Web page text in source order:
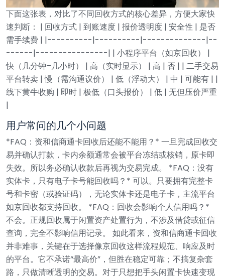
下面这张表，对比了不同回收方式的核心差异，方便大家快
速判断： | 回收方式 | 到账速度 | 报价透明度 | 安全性 | 是否
需手续费 | |----------|----------|--------------|--
------|----------------| | 小程序平台（如京回收） |
快（几分钟–几小时） | 高（实时显示） | 高 | 否 | | 二手交易
平台转卖 | 慢（需沟通议价） | 低（浮动大） | 中 | 可能有 | |
线下黄牛收购 | 即时 | 极低（口头报价） | 低 | 无但压价严重
|
用户常问的几个小问题
*FAQ：资和信商通卡回收后还能不能用？* 一旦完成回收交
易并确认打款，卡内余额通常会被平台冻结或核销，原卡即
失效。所以务必确认收款后再视为交易完成。
*FAQ：没有
实体卡，只有电子卡号能回收吗？* 可以。只要拥有完整卡
号和卡密（或验证码），无论实体卡还是电子卡，主流平台
如京回收都支持回收。
*FAQ：回收会影响个人信用吗？*
不会。正规回收属于闲置资产处置行为，不涉及借贷或征信
查询，完全不影响信用记录。
如此看来，资和信商通卡回收
并非难事，关键在于选择像京回收这样流程规范、响应及时
的平台。它不承诺“最高价”，但胜在稳定可靠；不搞复杂套
路，只做清晰透明的交易。对于只想把手头闲置卡快速变现